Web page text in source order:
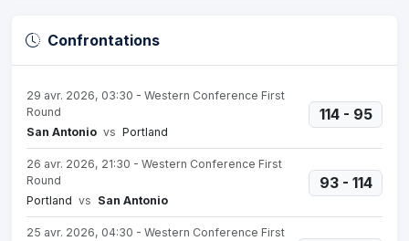
Confrontations
29 avr. 2026, 03:30 - Western Conference First
Round
San Antonio vs Portland
114 - 95
26 avr. 2026, 21:30 - Western Conference First
Round
Portland vs San Antonio
93 - 114
25 avr. 2026, 04:30 - Western Conference First